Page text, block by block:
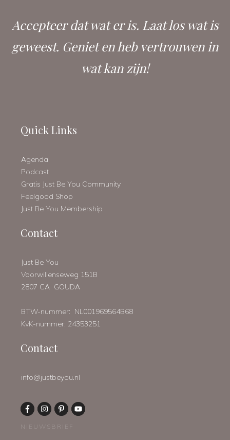
Accepteer dat wat er is. Laat los wat is
geweest. Geniet en heb vertrouwen in
wat kan zijn!
Quick Links
Agenda
Podcast
Gratis Just Be You Community
Feelgood Shop
Just Be You Membership
Contact
Just Be You
Voorwillenseweg 151B
2807 CA GOUDA
BTW-nummer: NL001969564B68
KvK-nummer: 24353251
Contact
info@justbeyou.nl
NIEUWSBRIEF